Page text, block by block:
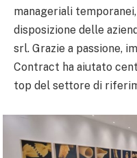
manageriali
disposizione delle
srl. Grazie a passione,
Contract ha aiutato
top del settore di